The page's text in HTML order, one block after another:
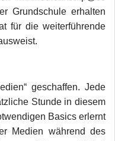
Grundschule erhalten
für die weiterführende
geschaffen. Jede
Stunde in diesem
Basics erlernt
Medien während des